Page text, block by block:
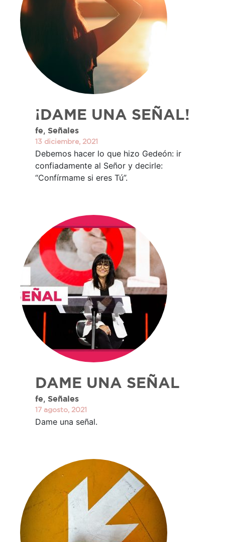
¡DAME UNA SEÑAL!
fe, Señales
13 diciembre, 2021
Debemos hacer lo que hizo Gedeón: ir
confiadamente al Señor y decirle:
“Confírmame si eres Tú”.
DAME UNA SEÑAL
fe, Señales
17 agosto, 2021
Dame una señal.